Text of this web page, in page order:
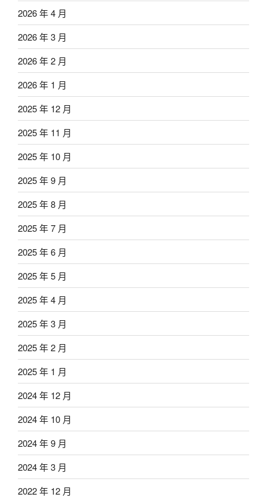
2026 年 4 月
2026 年 3 月
2026 年 2 月
2026 年 1 月
2025 年 12 月
2025 年 11 月
2025 年 10 月
2025 年 9 月
2025 年 8 月
2025 年 7 月
2025 年 6 月
2025 年 5 月
2025 年 4 月
2025 年 3 月
2025 年 2 月
2025 年 1 月
2024 年 12 月
2024 年 10 月
2024 年 9 月
2024 年 3 月
2022 年 12 月